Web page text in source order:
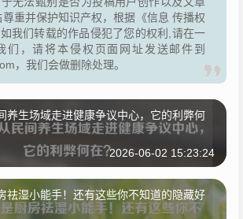
重并保护知识产权，根据《信息 传播权
我们转载的作品侵犯了您的权利,请在一
们，请将本侵权页面网址发送邮件到
，我们会做删除处理。
养生场域走进健康争议中心，它的利弊何
2026-06-02 15:23:24
祛湿小能手！还有这些你不知道的隐藏好